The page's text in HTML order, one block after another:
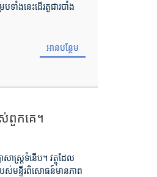
ាំងនេះដើរតួជារបាំង
អានបន្ថែម
ស់ពួកគេ។
សាស្ត្រទំនើប។ វត្ថុដែល
បស់មន្ទីរពិសោធន៍មានភាព